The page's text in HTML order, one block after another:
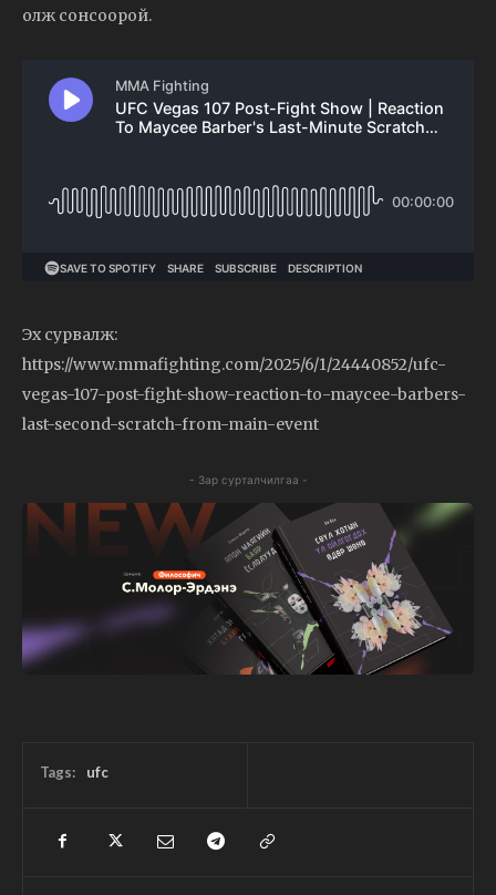
олж сонсоорой.
Эх сурвалж:
https://www.mmafighting.com/2025/6/1/24440852/ufc-
vegas-107-post-fight-show-reaction-to-maycee-barbers-
last-second-scratch-from-main-event
- Зар сурталчилгаа -
Tags: ufc